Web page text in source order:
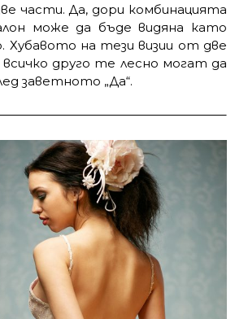
части. Да, дори комбинацията
може да бъде видяна като
Хубавото на тези визии от две
друго те лесно могат да
заветното „Да“.